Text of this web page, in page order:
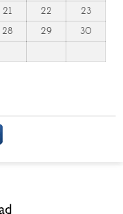
21 22
23
28 29
30